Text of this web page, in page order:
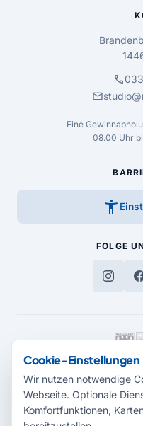
call
mail
Eine
08.00 Uhr
accessibility_new
FOLGE
MEDIENPARTNER
Cookie-Einstellungen
Wir nutzen notwendige
Webseite. Optionale
Komfortfunktionen,